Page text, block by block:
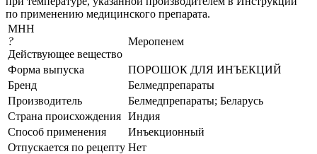
по применению медицинского препарата.
МНН
?
Действующее вещество
Меропенем
Форма выпуска
ПОРОШОК ДЛЯ ИНЪЕКЦИЙ
Бренд
Белмедпрепараты
Производитель
Белмедпрепараты; Беларусь
Страна происхождения Индия
Способ применения
Инъекционный
Отпускается по рецепту Нет